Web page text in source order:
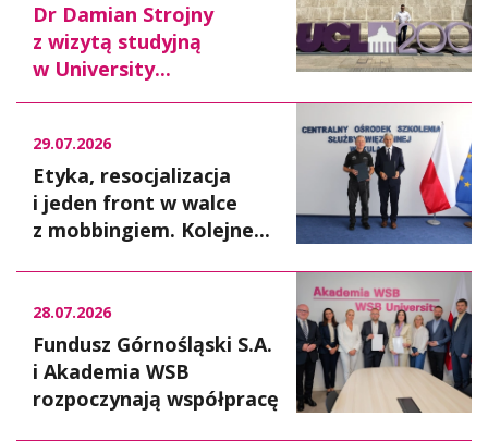
Dr Damian Strojny
z wizytą studyjną
w University...
29.07.2026
Etyka, resocjalizacja
i jeden front w walce
z mobbingiem. Kolejne...
28.07.2026
Fundusz Górnośląski S.A.
i Akademia WSB
rozpoczynają współpracę